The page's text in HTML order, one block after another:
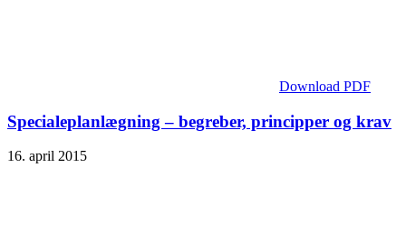
Download PDF
Specialeplanlægning – begreber, principper og krav
16. april 2015